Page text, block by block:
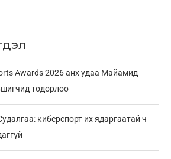
Awards 2026 анх удаа Майамид
тодорлоо
киберспорт их ядаргаатай ч